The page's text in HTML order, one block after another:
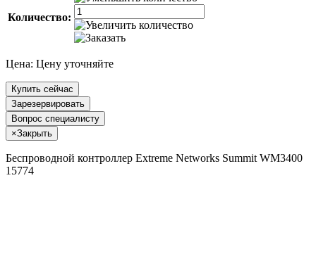
Количество:
Цена: Цену уточняйте
Купить сейчас
Зарезервировать
Вопрос специалисту
×Закрыть
Беспроводной контроллер Extreme Networks Summit WM3400
15774